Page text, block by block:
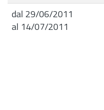
dal 29/06/2011
al 14/07/2011